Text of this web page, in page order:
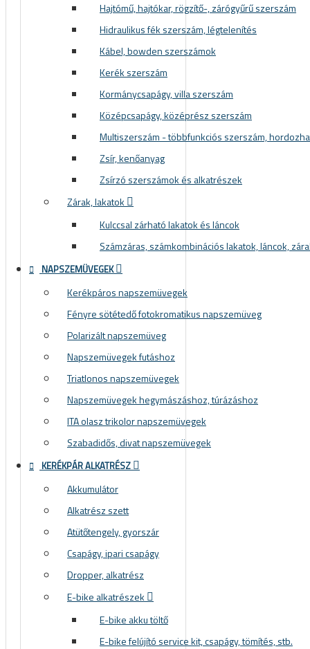
Hajtómű, hajtókar, rögzítő-, zárógyűrű szerszám
Hidraulikus fék szerszám, légtelenítés
Kábel, bowden szerszámok
Kerék szerszám
Kormánycsapágy, villa szerszám
Középcsapágy, középrész szerszám
Multiszerszám - többfunkciós szerszám,
Zsír, kenőanyag
Zsírzó szerszámok és alkatrészek
Zárak, lakatok
Kulccsal zárható lakatok és láncok
Számzáras, számkombinációs lakatok, láncok,
NAPSZEMÜVEGEK
Kerékpáros napszemüvegek
Fényre sötétedő fotokromatikus napszemüveg
Polarizált napszemüveg
Napszemüvegek futáshoz
Triatlonos napszemüvegek
Napszemüvegek hegymászáshoz, túrázáshoz
ITA olasz trikolor napszemüvegek
Szabadidős, divat napszemüvegek
KERÉKPÁR ALKATRÉSZ
Akkumulátor
Alkatrész szett
Atütőtengely, gyorszár
Csapágy, ipari csapágy
Dropper, alkatrész
E-bike alkatrészek
E-bike akku töltő
E-bike felújító service kit, csapágy, tömítés, stb.